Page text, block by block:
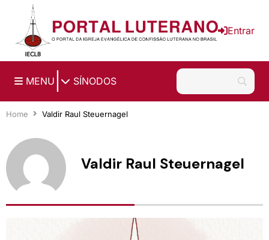
Ir para o conteúdo principal
Entrar
MENU SÍNODOS
Home Valdir Raul Steuernagel
Valdir Raul Steuernagel